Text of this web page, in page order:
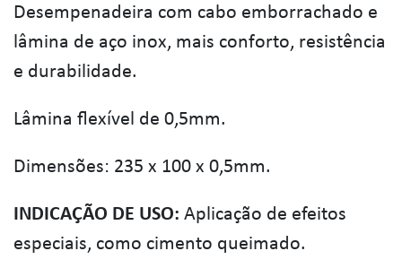
Desempenadeira com cabo emborrachado e
lâmina de aço inox, mais conforto, resistência
e durabilidade.
Lâmina flexível de 0,5mm.
Dimensões: 235 x 100 x 0,5mm.
INDICAÇÃO DE USO: Aplicação de efeitos
especiais, como cimento queimado.